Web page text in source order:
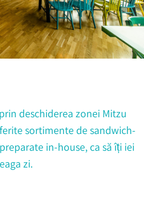
deschiderea zonei Mitzu
sortimente de sandwich-
in-house, ca să îți iei
zi.